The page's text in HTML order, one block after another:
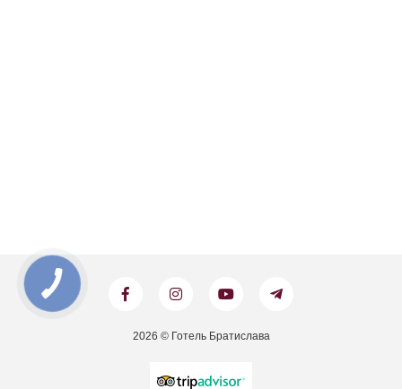
2026 © Готель Братислава